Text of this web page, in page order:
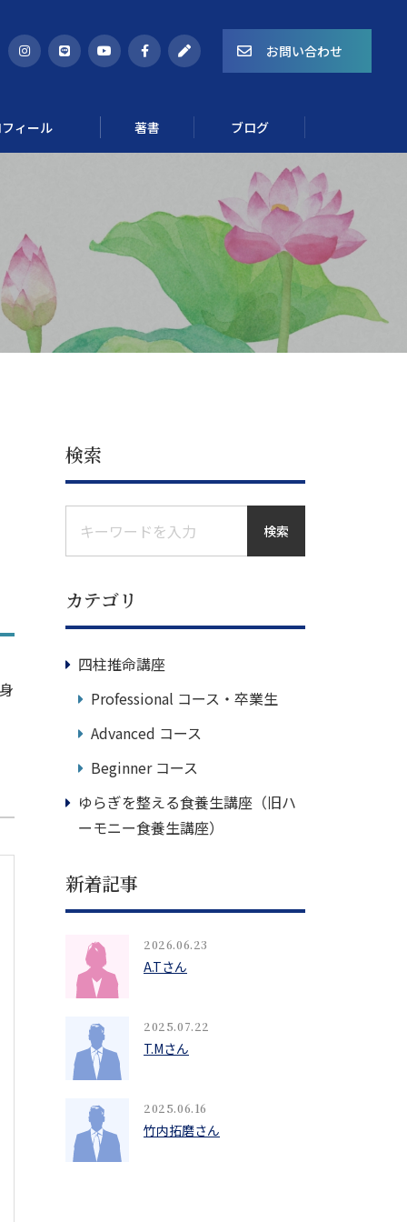
お問い合わせ
らぎを整える食養生講座
ィール 著書 ブログ
検索
検索
カテゴリ
四柱推命講座
Professional コース・卒業生
Advanced コース
Beginner コース
ゆらぎを整える食養生講座（旧ハ
ーモニー食養生講座）
新着記事
2026.06.23
A.Tさん
2025.07.22
T.Mさん
2025.06.16
竹内拓磨さん